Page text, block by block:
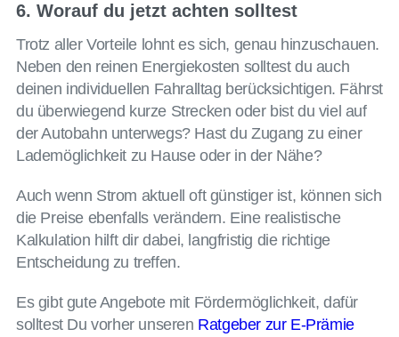
6. Worauf du jetzt achten solltest
Trotz aller Vorteile lohnt es sich, genau hinzuschauen.
Neben den reinen Energiekosten solltest du auch
deinen individuellen Fahralltag berücksichtigen. Fährst
du überwiegend kurze Strecken oder bist du viel auf
der Autobahn unterwegs? Hast du Zugang zu einer
Lademöglichkeit zu Hause oder in der Nähe?
Auch wenn Strom aktuell oft günstiger ist, können sich
die Preise ebenfalls verändern. Eine realistische
Kalkulation hilft dir dabei, langfristig die richtige
Entscheidung zu treffen.
Es gibt gute Angebote mit Fördermöglichkeit, dafür
solltest Du vorher unseren Ratgeber zur E-Prämie